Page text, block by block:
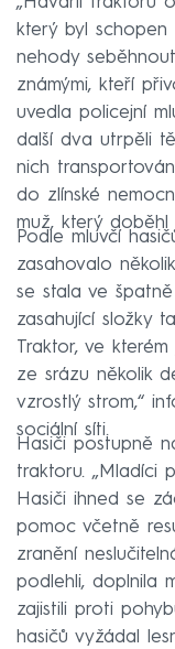
který byl
nehody
známými, kteří
uvedla policejní
další dva utrpěli
nich
do zlínské
muž, který
Podle mluvčí
zasahovalo
se stala ve
zasahující složky
Traktor, ve
ze srázu několik
vzrostlý strom,“
sociální síti.
Hasiči postupně
traktoru. „Mladíci
Hasiči ihned se
pomoc včetně
zranění
podlehli, doplnila
zajistili proti
hasičů vyžádal